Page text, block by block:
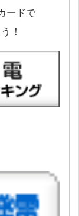
ードで
！